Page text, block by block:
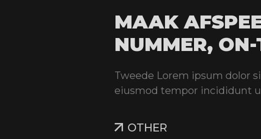
MAAK
NUMMER,
Tweede Lorem ipsum dolor
eiusmod tempor incididunt
OTHER